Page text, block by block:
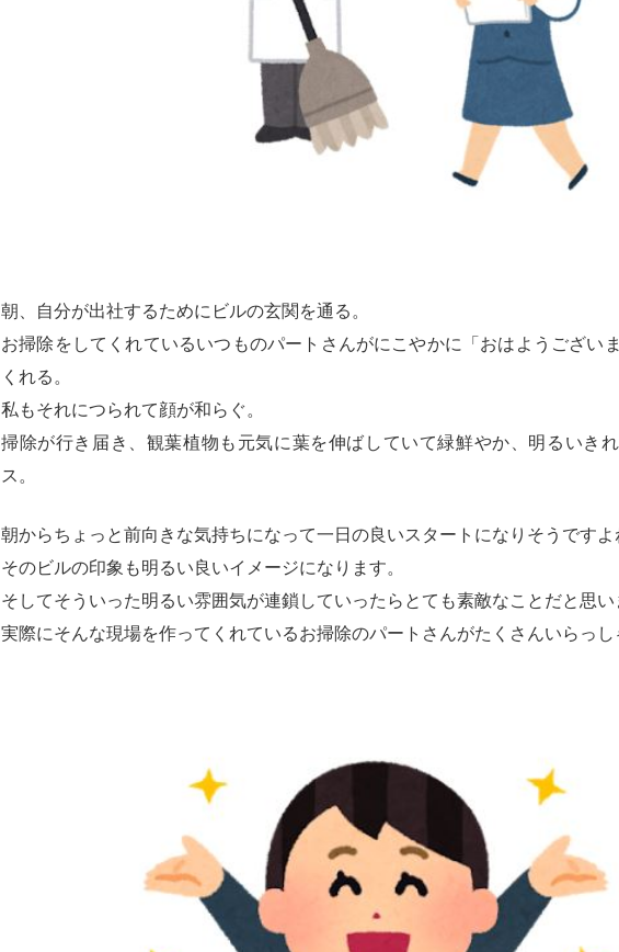
朝、自分が出社するためにビルの玄関を通る。
お掃除をしてくれているいつものパートさんがにこやかに「おはようござい
くれる。
私もそれにつられて顔が和らぐ。
掃除が行き届き、観葉植物も元気に葉を伸ばしていて緑鮮やか、明るいき
ス。
朝からちょっと前向きな気持ちになって一日の良いスタートになりそうですよ
そのビルの印象も明るい良いイメージになります。
そしてそういった明るい雰囲気が連鎖していったらとても素敵なことだと思い
実際にそんな現場を作ってくれているお掃除のパートさんがたくさんいらっし